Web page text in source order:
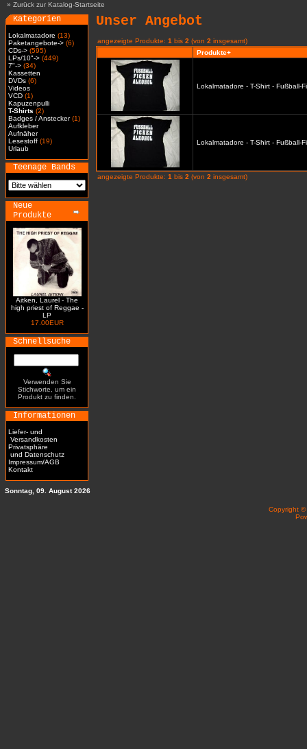
» Zurück zur Katalog-Startseite
Kategorien
Lokalmatadore (13)
Paketangebote-> (6)
CDs-> (595)
LPs/10"-> (449)
7"-> (34)
Kassetten
DVDs (6)
Videos
VCD (1)
Kapuzenpulli
T-Shirts (2)
Badges / Anstecker(1)
Aufkleber
Aufnäher
Lesestoff (19)
Urlaub
Teenage Bands
Neue
Produkte
Aitken, Laurel - The
high priest of Reggae -
LP
17.00EUR
Schnellsuche
Verwenden Sie
Stichworte, um ein
Produkt zu finden.
Informationen
Liefer- und
Versandkosten
Privatsphäre
und Datenschutz
Impressum/AGB
Kontakt
Unser Angebot
angezeigte Produkte: 1 bis 2 (von 2 insgesamt)
Produkte+
Lokalmatadore - T-Shirt - Fußball-
Lokalmatadore - T-Shirt - Fußball-
angezeigte Produkte: 1 bis 2 (von 2 insgesamt)
Sonntag, 09. August 2026
Copyright